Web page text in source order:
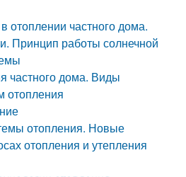
отоплении частного дома.
Принцип работы солнечной
частного дома. Виды
отопления
отопления. Новые
отопления и утепления